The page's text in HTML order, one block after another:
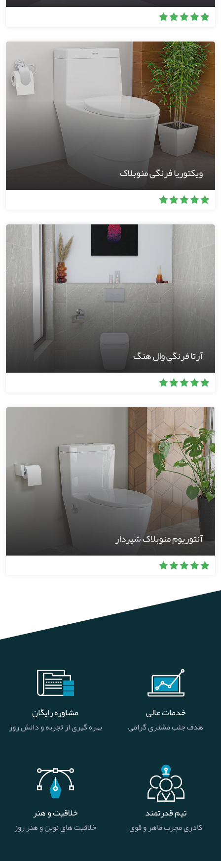
ویکتوریا فرنگی منوبلاک
آرتا فرنگی وال هنگ
آنتوریوم منوبلاک شیردار
خدمات عالی
هدف جلب مشتری گرامی
مشاوره رایگان
بهره گیری از تجربه و دانش روز
تیم قدرتمند
کادری مجرب ماهر و قوی
خلاقیت و هنر
خلاقیت های نوین و هنر روز